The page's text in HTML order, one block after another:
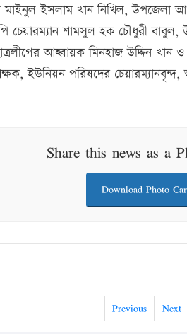
ইসলাম খান নিখিল, উপজেলা
চেয়ারম্যান শামসুল হক চৌধুরী
আহ্বায়ক মিনহাজ উদ্দিন খান
ইউনিয়ন পরিষদের
Share this news as a
Download Photo
Previous Next